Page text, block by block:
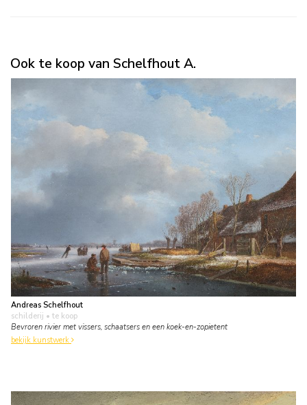
Ook te koop van Schelfhout A.
Andreas Schelfhout
schilderij • te koop
Bevroren rivier met vissers, schaatsers en een koek-en-zopietent
bekijk kunstwerk